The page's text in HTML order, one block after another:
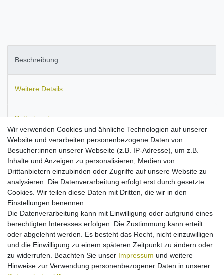
Beschreibung
Weitere Details
Batterieentsorgung
Informationen zur Produktsicherheit
Passend für:TechniSat DIGITRADIO 2, 2S, 1, 1S, Techniradio
RDR, tragbares DAB+ Radio, Viola 3, RDR, Nordmende Transita
100, Nordmende Transita 200.
KFZ-Ladekabel für 12 und 24-Voltanschlüsse
LED-Leuchte für Ladeanzeige
für 12-24V Anschlüsse
mit Überlastungs- und Überhitzungsschutz
Kabellänge: ca. 1,10 m
Wir verwenden Cookies und ähnliche Technologien auf unserer
Website und verarbeiten personenbezogene Daten von
Besucher:innen unserer Webseite (z.B. IP-Adresse), um z.B.
Inhalte und Anzeigen zu personalisieren, Medien von
Drittanbietern einzubinden oder Zugriffe auf unsere Website zu
analysieren. Die Datenverarbeitung erfolgt erst durch gesetzte
Cookies. Wir teilen diese Daten mit Dritten, die wir in den
Einstellungen benennen.
Die Datenverarbeitung kann mit Einwilligung oder aufgrund eines
berechtigten Interesses erfolgen. Die Zustimmung kann erteilt
oder abgelehnt werden. Es besteht das Recht, nicht einzuwilligen
und die Einwilligung zu einem späteren Zeitpunkt zu ändern oder
zu widerrufen. Beachten Sie unser Impressum und weitere
Hinweise zur Verwendung personenbezogener Daten in unserer